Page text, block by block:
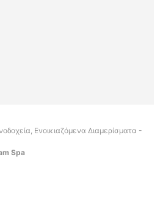
Ενοικιαζόμενα Διαμερίσματα -
Spa